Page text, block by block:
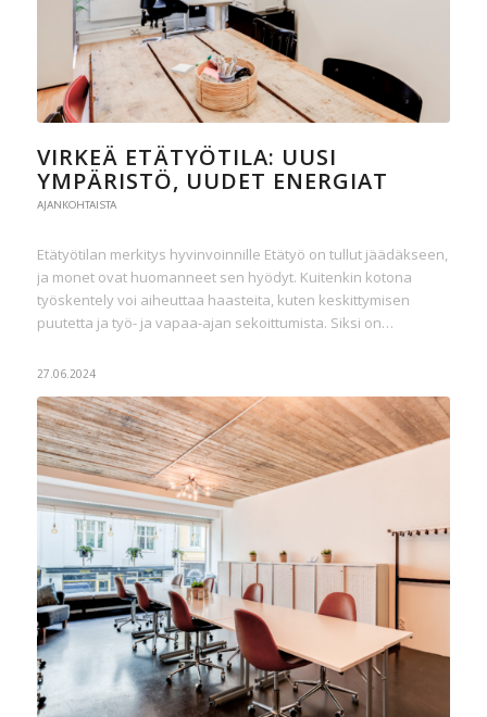
VIRKEÄ ETÄTYÖTILA: UUSI
YMPÄRISTÖ, UUDET ENERGIAT
AJANKOHTAISTA
Etätyötilan merkitys hyvinvoinnille Etätyö on tullut jäädäkseen,
ja monet ovat huomanneet sen hyödyt. Kuitenkin kotona
työskentely voi aiheuttaa haasteita, kuten keskittymisen
puutetta ja työ- ja vapaa-ajan sekoittumista. Siksi on…
27.06.2024